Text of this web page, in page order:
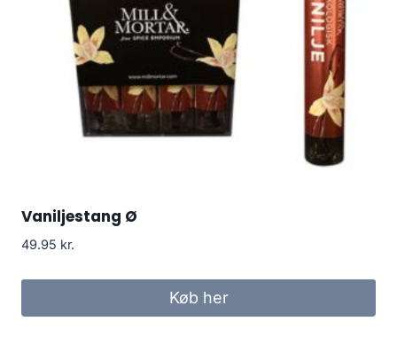
Vaniljestang Ø
49.95 kr.
Køb her